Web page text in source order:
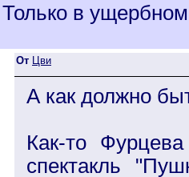
Только в
От Цви
А как должно
Как-то
спектакль